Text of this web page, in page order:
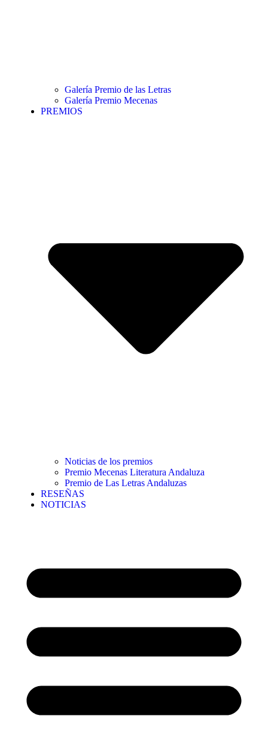
Galería Premio de las Letras
Galería Premio Mecenas
PREMIOS
Noticias de los premios
Premio Mecenas Literatura Andaluza
Premio de Las Letras Andaluzas
RESEÑAS
NOTICIAS